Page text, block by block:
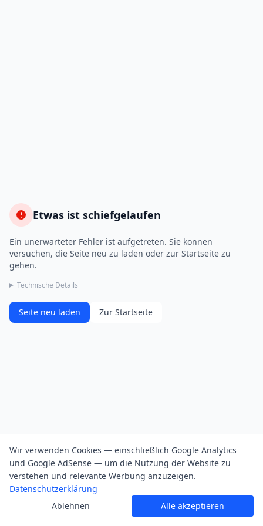
Etwas ist schiefgelaufen
Ein unerwarteter Fehler ist aufgetreten. Sie konnen
versuchen, die Seite neu zu laden oder zur Startseite zu
gehen.
Technische Details
Seite neu laden Zur Startseite
Wir verwenden Cookies — einschließlich Google Analytics
und Google AdSense — um die Nutzung der Website zu
verstehen und relevante Werbung anzuzeigen.
Datenschutzerklärung
Ablehnen
Alle akzeptieren